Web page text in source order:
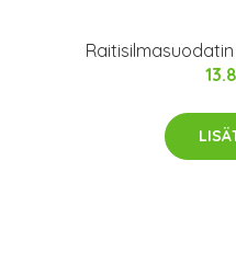
Raitisilmasuodatin